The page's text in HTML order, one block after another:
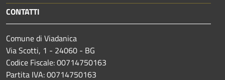
CONTATTI
Comune di Viadanica
Via Scotti, 1 - 24060 - BG
Codice Fiscale: 00714750163
Partita IVA: 00714750163